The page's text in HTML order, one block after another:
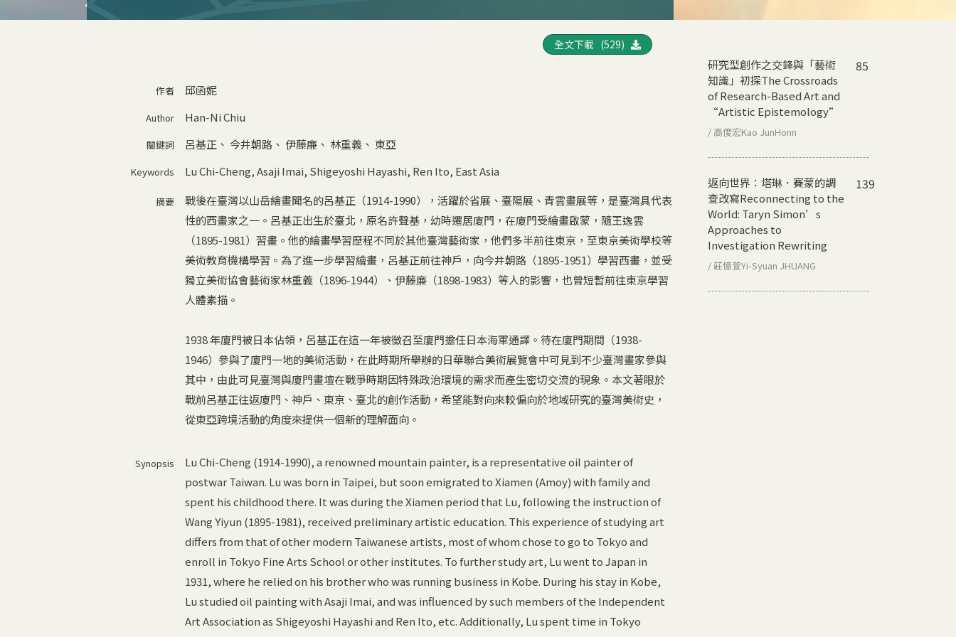
作者 邱函妮
Author Han-Ni Chiu
關鍵詞 呂基正 、 今井朝路、 伊藤廉、 林重義、 東亞
Keywords Lu Chi-Cheng,Asaji Imai, Shigeyoshi Hayashi, Ren Ito, East Asia
摘要
戰後在臺灣以山岳繪畫聞名的呂基正（1914-1990），活躍於省展、臺陽展、青雲畫展等，是臺灣具代表
性的西畫家之一。呂基正出生於臺北，原名許聲基，幼時遷居廈門，在廈門受繪畫啟蒙，隨王逸雲
（1895-1981）習畫。他的繪畫學習歷程不同於其他臺灣藝術家，他們多半前往東京，至東京美術學校等
美術教育機構學習。為了進一步學習繪畫，呂基正前往神戶，向今井朝路（1895-1951）學習西畫，並受
獨立美術協會藝術家林重義（1896-1944）、伊藤廉（1898-1983）等人的影響，也曾短暫前往東京學習
人體素描。
1938 年廈門被日本佔領，呂基正在這一年被徵召至廈門擔任日本海軍通譯。待在廈門期間（1938-
1946）參與了廈門一地的美術活動，在此時期所舉辦的日華聯合美術展覽會中可見到不少臺灣畫家參與
其中，由此可見臺灣與廈門畫壇在戰爭時期因特殊政治環境的需求而產生密切交流的現象。本文著眼於
戰前呂基正往返廈門、神戶、東京、臺北的創作活動，希望能對向來較偏向於地域研究的臺灣美術史，
從東亞跨境活動的角度來提供一個新的理解面向。
Synopsis
Lu Chi-Cheng (1914-1990), a renowned mountain painter, is a representative oil painter of
postwar Taiwan. Lu was born in Taipei, but soon emigrated to Xiamen (Amoy) with family and
spent his childhood there. It was during the Xiamen period that Lu, following the instruction of
Wang Yiyun (1895-1981), received preliminary artistic education. This experience of studying art
differs from that of other modern Taiwanese artists, most of whom chose to go to Tokyo and
enroll in Tokyo Fine Arts School or other institutes. To further study art, Lu went to Japan in
1931, where he relied on his brother who was running business in Kobe. During his stay in Kobe,
Lu studied oil painting with Asaji Imai, and was influenced by such members of the Independent
Art Association as Shigeyoshi Hayashi and Ren Ito, etc. Additionally, Lu spent time in Tokyo
研究型創作之交鋒與「藝術
知識」初探The Crossroads
of Research-Based Art and
“Artistic Epistemology”
/ 高俊宏Kao JunHonn
85
返向世界：塔琳．賽蒙的調
查改寫Reconnecting to the
World: Taryn Simon’s
Approaches to
Investigation Rewriting
/ 莊憶萱Yi-Syuan JHUANG
139